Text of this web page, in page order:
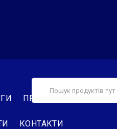
ПРО НАС
КОНТАКТИ